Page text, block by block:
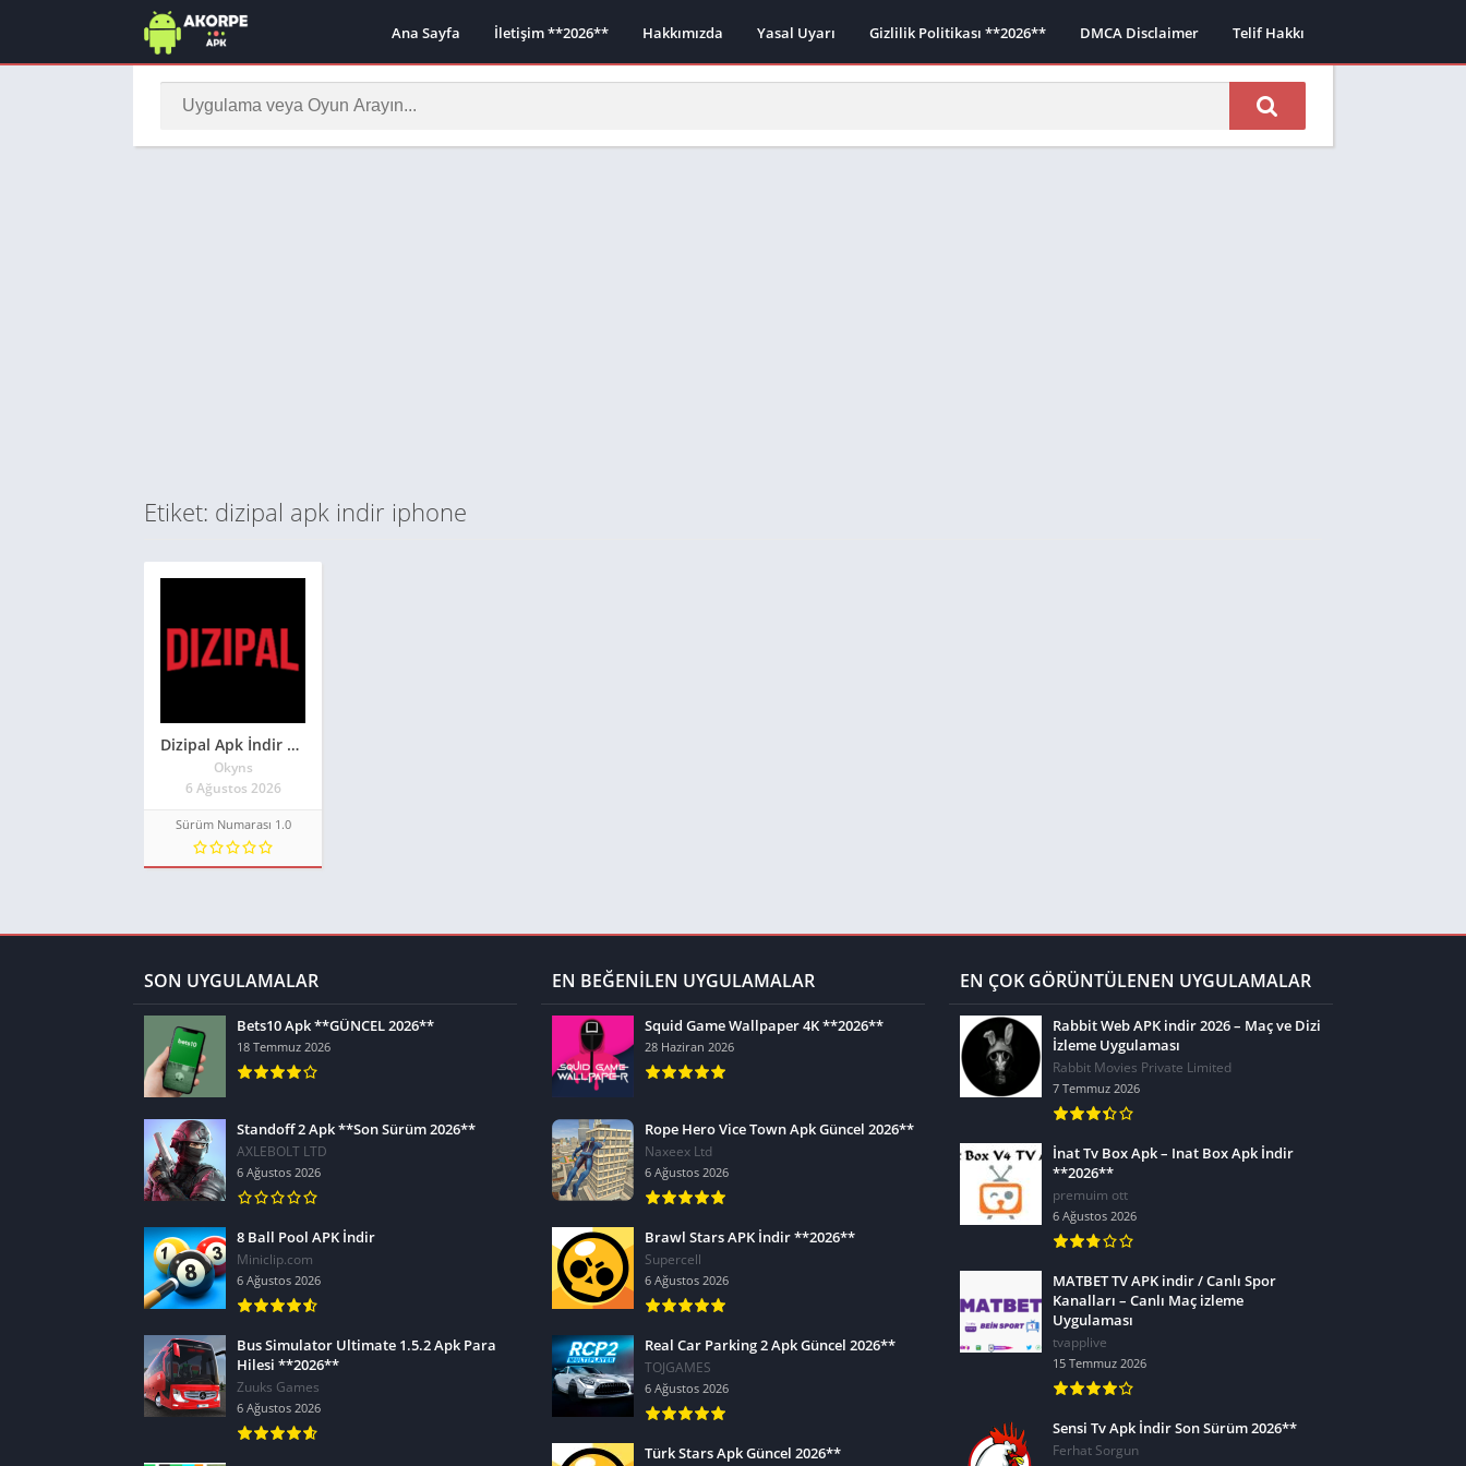
Ana Sayfa İletişim **2026** Hakkımızda Yasal Uyarı Gizlilik Politikası **2026** DMCA Disclaimer Telif Hakkı
Etiket: dizipal apk indir iphone
Dizipal Apk İndir Güncel Sürüm 2026**
Okyns
6 Ağustos 2026
Sürüm Numarası 1.0
SON UYGULAMALAR
Bets10 Apk **GÜNCEL 2026**
18 Temmuz 2026
Standoff 2 Apk **Son Sürüm 2026**
AXLEBOLT LTD
6 Ağustos 2026
8 Ball Pool APK İndir
Miniclip.com
6 Ağustos 2026
Bus Simulator Ultimate 1.5.2 Apk Para
Hilesi **2026**
Zuuks Games
6 Ağustos 2026
EN BEĞENİLEN UYGULAMALAR
Squid Game Wallpaper 4K **2026**
28 Haziran 2026
Rope Hero Vice Town Apk Güncel 2026**
Naxeex Ltd
6 Ağustos 2026
Brawl Stars APK İndir **2026**
Supercell
6 Ağustos 2026
Real Car Parking 2 Apk Güncel 2026**
TOJGAMES
6 Ağustos 2026
Türk Stars Apk Güncel 2026**
EN ÇOK GÖRÜNTÜLENEN UYGULAMALAR
Rabbit Web APK indir 2026 – Maç ve Dizi
İzleme Uygulaması
Rabbit Movies Private Limited
7 Temmuz 2026
İnat Tv Box Apk – Inat Box Apk İndir
**2026**
premuim ott
6 Ağustos 2026
MATBET TV APK indir / Canlı Spor
Kanalları – Canlı Maç izleme
Uygulaması
tvapplive
15 Temmuz 2026
Sensi Tv Apk İndir Son Sürüm 2026**
Ferhat Sorgun